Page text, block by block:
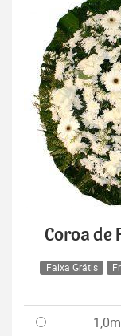
Coroa de
Faixa Grátis